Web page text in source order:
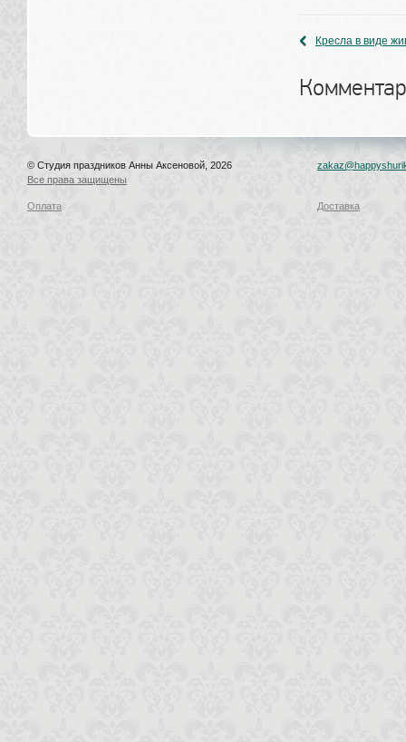
Кресла в виде
© Студия праздников Анны Аксеновой, 2026
Все права защищены
Оплата Доставка